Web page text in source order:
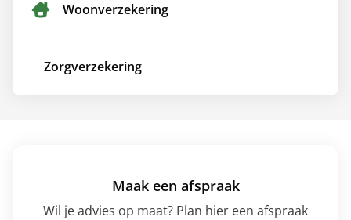
Woon­verzekering
Zorg­verzekering
Maak een afspraak
Wil je advies op maat? Plan hier een afspraak